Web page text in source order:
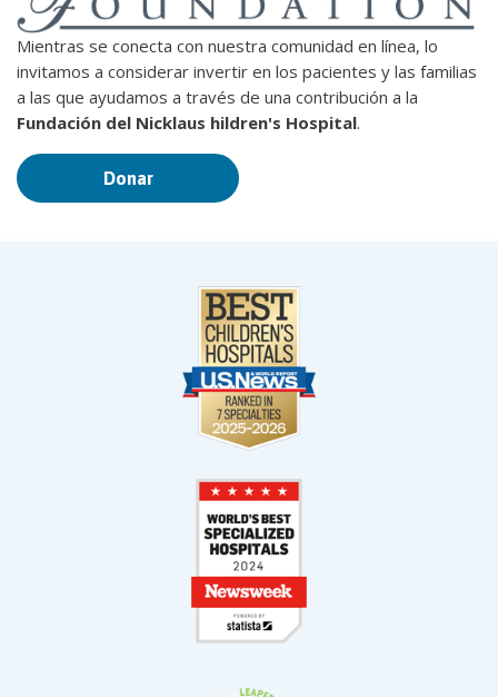
Mientras se conecta con nuestra comunidad en línea, lo
invitamos a considerar invertir en los pacientes y las familias
a las que ayudamos a través de una contribución a la
Fundación del Nicklaus hildren's Hospital.
Donar